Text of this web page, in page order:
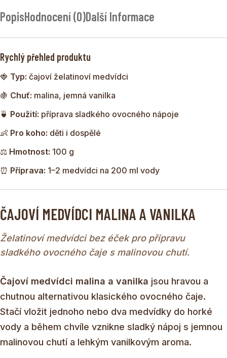
ale potěší i dospělé, kteří si chtějí dopřát rychlý a voňavý
šálek ovocného čaje.
PopisHodnocení (0)Další Informace
Rychlý přehled produktu
🍓 Typ: čajoví želatinoví medvídci
🍇 Chuť: malina, jemná vanilka
🍵 Použití: příprava sladkého ovocného nápoje
👶 Pro koho: děti i dospělé
⚖️ Hmotnost: 100 g
⏰ Příprava: 1–2 medvídci na 200 ml vody
ČAJOVÍ MEDVÍDCI MALINA A VANILKA
Želatinoví medvídci bez éček pro přípravu
sladkého ovocného čaje s malinovou chutí.
Čajoví medvídci malina a vanilka jsou hravou a
chutnou alternativou klasického ovocného čaje.
Stačí vložit jednoho nebo dva medvídky do horké
vody a během chvíle vznikne sladký nápoj s jemnou
malinovou chutí a lehkým vanilkovým aroma.